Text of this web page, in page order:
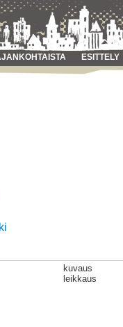
ESITTELY
kuvaus
leikkaus